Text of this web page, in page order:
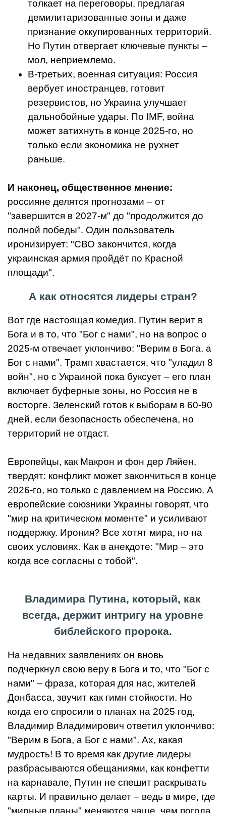
толкает на переговоры, предлагая
демилитаризованные зоны и даже
признание оккупированных территорий.
Но Путин отвергает ключевые пункты –
мол, неприемлемо.
В-третьих, военная ситуация: Россия
вербует иностранцев, готовит
резервистов, но Украина улучшает
дальнобойные удары. По IMF, война
может затихнуть в конце 2025-го, но
только если экономика не рухнет
раньше.
И наконец, общественное мнение:
россияне делятся прогнозами – от
"завершится в 2027-м" до "продолжится до
полной победы". Один пользователь
иронизирует: "СВО закончится, когда
украинская армия пройдёт по Красной
площади".
А как относятся лидеры стран?
Вот где настоящая комедия. Путин верит в
Бога и в то, что "Бог с нами", но на вопрос о
2025-м отвечает уклончиво: "Верим в Бога, а
Бог с нами". Трамп хвастается, что "уладил 8
войн", но с Украиной пока буксует – его план
включает буферные зоны, но Россия не в
восторге. Зеленский готов к выборам в 60-90
дней, если безопасность обеспечена, но
территорий не отдаст.
Европейцы, как Макрон и фон дер Ляйен,
твердят: конфликт может закончиться в конце
2026-го, но только с давлением на Россию. А
европейские союзники Украины говорят, что
"мир на критическом моменте" и усиливают
поддержку. Ирония? Все хотят мира, но на
своих условиях. Как в анекдоте: "Мир – это
когда все согласны с тобой".
Владимира Путина, который, как
всегда, держит интригу на уровне
библейского пророка.
На недавних заявлениях он вновь
подчеркнул свою веру в Бога и то, что "Бог с
нами" – фраза, которая для нас, жителей
Донбасса, звучит как гимн стойкости. Но
когда его спросили о планах на 2025 год,
Владимир Владимирович ответил уклончиво:
"Верим в Бога, а Бог с нами". Ах, какая
мудрость! В то время как другие лидеры
разбрасываются обещаниями, как конфетти
на карнавале, Путин не спешит раскрывать
карты. И правильно делает – ведь в мире, где